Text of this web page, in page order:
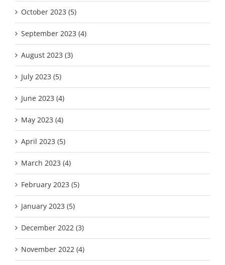
October 2023 (5)
September 2023 (4)
August 2023 (3)
July 2023 (5)
June 2023 (4)
May 2023 (4)
April 2023 (5)
March 2023 (4)
February 2023 (5)
January 2023 (5)
December 2022 (3)
November 2022 (4)